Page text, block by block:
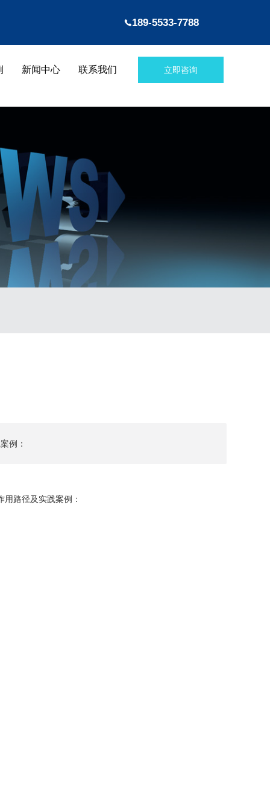
189-5533-7788
新闻中心 联系我们 立即咨询
信达咨询 服务案例 新闻中心
联系我们
例：
用路径及实践案例：